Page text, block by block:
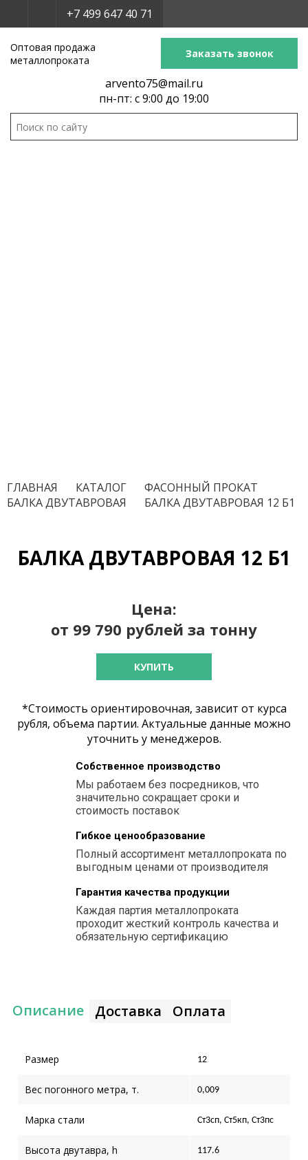
Оптовая продажа
металлопроката
arvento75@mail.ru
пн-пт: с 9:00 до 19:00
Заказать звонок
ГЛАВНАЯ КАТАЛОГ ФАСОННЫЙ ПРОКАТ
БАЛКА ДВУТАВРОВАЯ БАЛКА ДВУТАВРОВАЯ 12 Б1
БАЛКА ДВУТАВРОВАЯ 12 Б1
Цена:
от 99 790 рублей за тонну
КУПИТЬ
*Стоимость ориентировочная, зависит от курса
рубля, объема партии. Актуальные данные можно
уточнить у менеджеров.
Собственное производство
Мы работаем без посредников, что
значительно сокращает сроки и
стоимость поставок
Гибкое ценообразование
Полный ассортимент металлопроката по
выгодным ценами от производителя
Гарантия качества продукции
Каждая партия металлопроката
проходит жесткий контроль качества и
обязательную сертификацию
Описание Доставка Оплата
Размер 12
Вес погонного метра, т. 0,009
Марка стали Ст3сп, Ст5кп, Ст3пс
Высота двутавра, h 117.6
+7 499 647 40 71